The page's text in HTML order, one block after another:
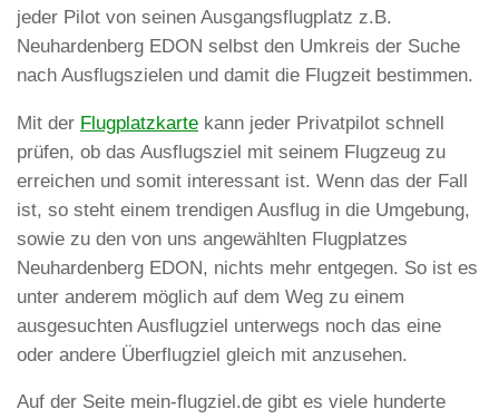
jeder Pilot von seinen Ausgangsflugplatz z.B.
Neuhardenberg EDON selbst den Umkreis der Suche
nach Ausflugszielen und damit die Flugzeit bestimmen.
Mit der Flugplatzkarte kann jeder Privatpilot schnell
prüfen, ob das Ausflugsziel mit seinem Flugzeug zu
erreichen und somit interessant ist. Wenn das der Fall
ist, so steht einem trendigen Ausflug in die Umgebung,
sowie zu den von uns angewählten Flugplatzes
Neuhardenberg EDON, nichts mehr entgegen. So ist es
unter anderem möglich auf dem Weg zu einem
ausgesuchten Ausflugziel unterwegs noch das eine
oder andere Überflugziel gleich mit anzusehen.
Auf der Seite mein-flugziel.de gibt es viele hunderte